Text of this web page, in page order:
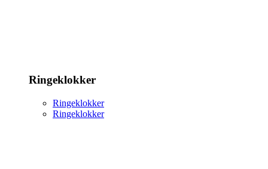
Ringeklokker
Ringeklokker
Ringeklokker